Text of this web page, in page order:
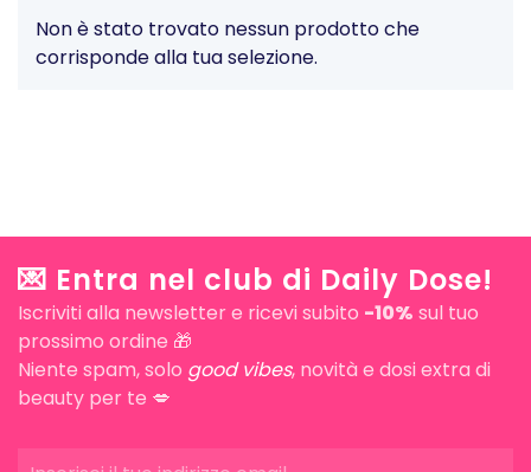
Non è stato trovato nessun prodotto che
corrisponde alla tua selezione.
💌 Entra nel club di Daily Dose!
Iscriviti alla newsletter e ricevi subito -10% sul tuo
prossimo ordine 🎁
Niente spam, solo good vibes, novità e dosi extra di
beauty per te 💋